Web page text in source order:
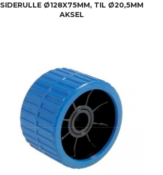
SIDERULLE Ø128X75MM, TIL Ø20,5MM
AKSEL